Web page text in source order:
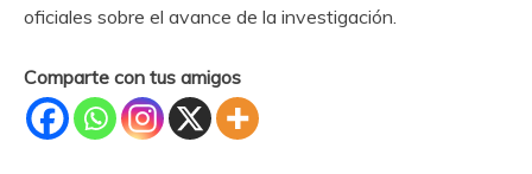
oficiales sobre el avance de la investigación.
Comparte con tus amigos